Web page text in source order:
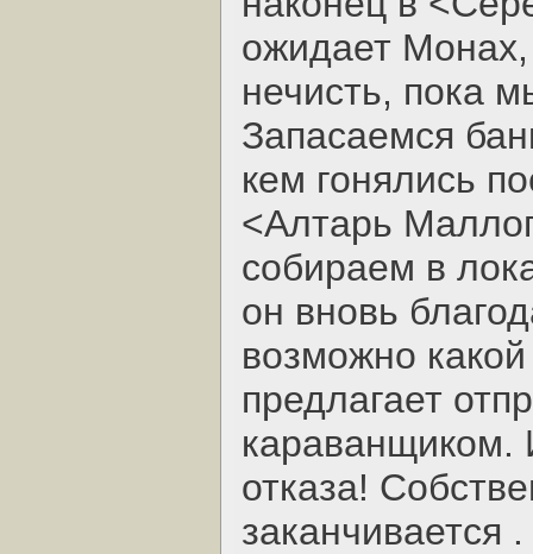
ожидает
нечисть, пока
Запасаемся
кем гонялись
<Алтарь
собираем в
он вновь
возможно
предлагает
караванщиком.
отказа!
заканчивается .